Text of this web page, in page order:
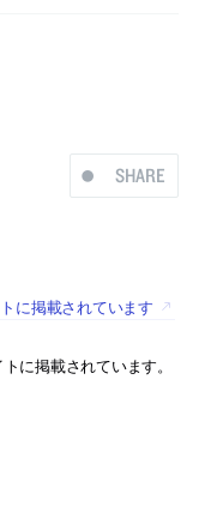
SHARE
に掲載されています
に掲載されています。